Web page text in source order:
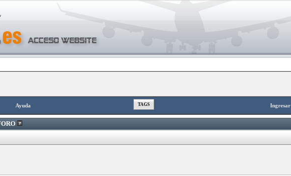
Ayuda TAGS Ingresar